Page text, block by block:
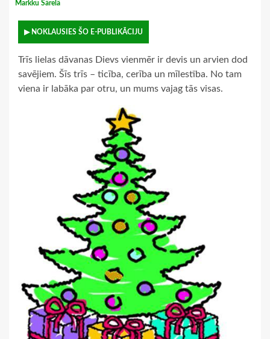
Markku Särelä
▶ NOKLAUSIES ŠO E-PUBLIKĀCIJU
Trīs lielas dāvanas Dievs vienmēr ir devis un arvien dod
savējiem. Šīs trīs – ticība, cerība un mīlestība. No tam
viena ir labāka par otru, un mums vajag tās visas.